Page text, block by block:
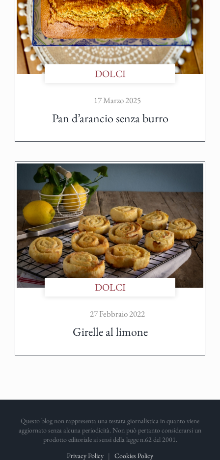
DOLCI
17 Marzo 2025
Pan d’arancio senza burro
DOLCI
27 Febbraio 2022
Girelle al limone
Questo blog non rappresenta una testata giornalistica in quanto viene
aggiornato senza alcuna periodicità. Non può pertanto considerarsi un
prodotto editoriale ai sensi della legge n.62 del 2001.
Privacy Policy | Cookies Policy